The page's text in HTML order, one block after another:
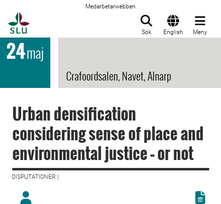
Medarbetarwebben
Sök English Meny
24maj
Crafoordsalen, Navet, Alnarp
Urban densification
considering sense of place and
environmental justice – or not
DISPUTATIONER |